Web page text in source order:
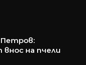
внос на пчели